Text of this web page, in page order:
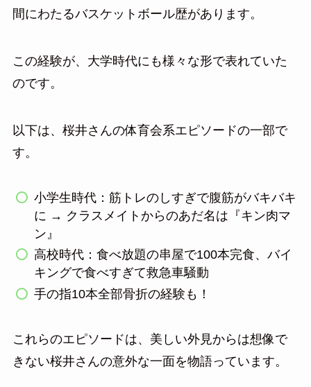
間にわたるバスケットボール歴があります。
この経験が、大学時代にも様々な形で表れていた
のです。
以下は、桜井さんの体育会系エピソードの一部で
す。
小学生時代：筋トレのしすぎで腹筋がバキバキ
に → クラスメイトからのあだ名は『キン肉マ
ン』
高校時代：食べ放題の串屋で100本完食、バイ
キングで食べすぎて救急車騒動
手の指10本全部骨折の経験も！
これらのエピソードは、美しい外見からは想像で
きない桜井さんの意外な一面を物語っています。